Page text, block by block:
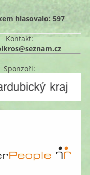
hlasovalo: 597
Kontakt:
Sponzoři: